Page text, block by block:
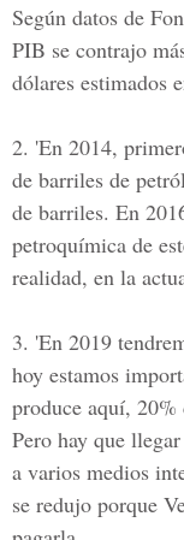
Según datos de
PIB se contrajo
dólares estimados
2. 'En 2014,
de barriles de
de barriles. En
petroquímica de
realidad, en la
3. 'En 2019
hoy estamos
produce aquí, 20%
Pero hay que
a varios medios
se redujo porque